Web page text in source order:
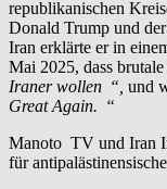
republikanischen
Donald Trump und
Iran erklärte er in
Mai 2025, dass
Iraner wollen “, und
Great Again. “
Manoto TV und Iran
für